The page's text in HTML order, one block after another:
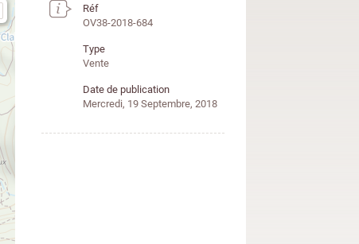
Réf
OV38-2018-684
Type
Vente
Date de publication
Mercredi, 19 Septembre, 2018